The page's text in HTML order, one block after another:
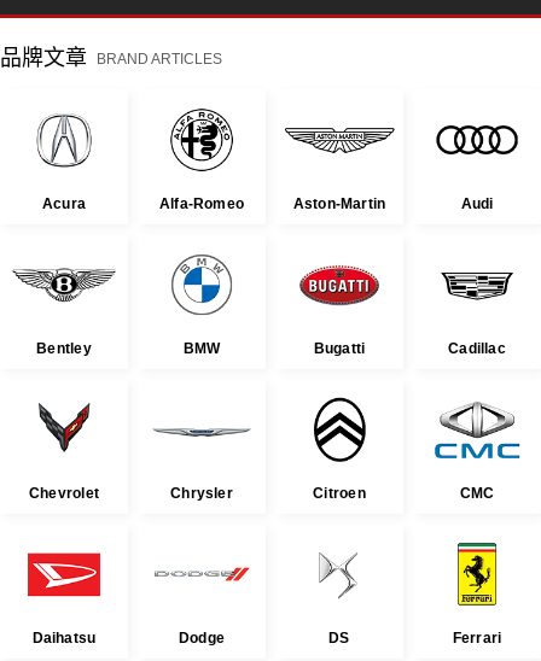
品牌文章 BRAND ARTICLES
Acura Alfa-Romeo Aston-Martin Audi
Bentley BMW Bugatti Cadillac
Chevrolet Chrysler Citroen CMC
Daihatsu Dodge DS Ferrari